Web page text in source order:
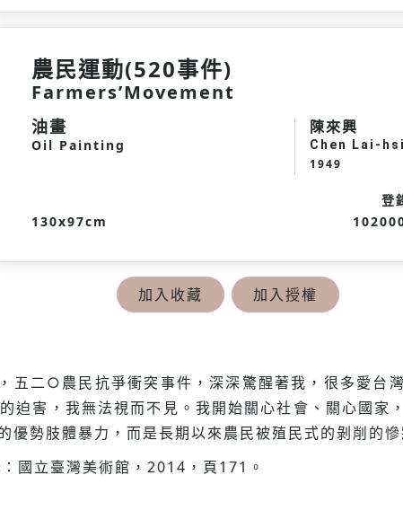
農民運動(520事件)
Farmers’Movement
油畫
Oil Painting
陳來興
Chen Lai-
1949
130x97cm
登
加入收藏 加入授權
五二○農民抗爭衝突事件，深深驚醒著我，很多愛台
迫害，我無法視而不見。我開始關心社會、關心國家
勢肢體暴力，而是長期以來農民被殖民式的剝削的慘
國立臺灣美術館，2014，頁171。